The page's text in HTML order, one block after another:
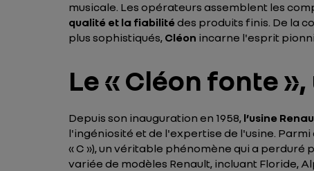
musicale. Les opérateurs assemblent les
qualité et la fiabilité des produits finis. De la
plus sophistiqués, Cléon incarne l'esprit
Le « Cléon fonte
Depuis son inauguration en 1958, l’usine
l'ingéniosité et de l'expertise de l'usine.
« C »), un véritable phénomène qui a perduré
variée de modèles Renault, incluant Floride,